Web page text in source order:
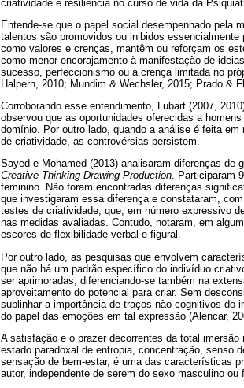
criatividade e resiliência no curso de vida da
Entende-se que o papel social desempenhado pela
talentos são promovidos ou inibidos
como valores e crenças, mantêm ou reforçam os
como menor encorajamento à manifestação de
sucesso, perfeccionismo ou a crença limitada no
Halpern, 2010; Mundim & Wechsler, 2015; Prado &
Corroborando esse entendimento, Lubart (2007,
observou que as oportunidades oferecidas a
domínio. Por outro lado, quando a análise é feita
de criatividade, as controvérsias persistem.
Sayed e Mohamed (2013) analisaram diferenças de
Creative Thinking-Drawing Production. Participaram
feminino. Não foram encontradas diferenças
que investigaram essa diferença e constataram,
testes de criatividade, que, em número expressivo
nas medidas avaliadas. Contudo, notaram, em
escores de flexibilidade verbal e figural.
Por outro lado, as pesquisas que envolvem
que não há um padrão específico do indivíduo
ser aprimoradas, diferenciando-se também na
aproveitamento do potencial para criar. Sem
sublinhar a importância de traços não cognitivos do
do papel das emoções em tal expressão (Alencar,
A satisfação e o prazer decorrentes da total
estado paradoxal de entropia, concentração, senso
sensação de bem-estar, é uma das características
autor, independente de serem do sexo masculino ou